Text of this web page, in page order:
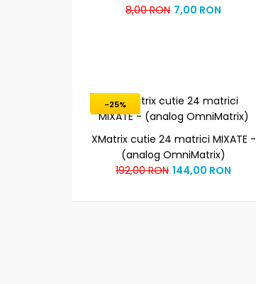
8,00 RON 7,00 RON
-25%
XMatrix cutie 24 matrici MIXATE -
(analog OmniMatrix)
192,00 RON 144,00 RON